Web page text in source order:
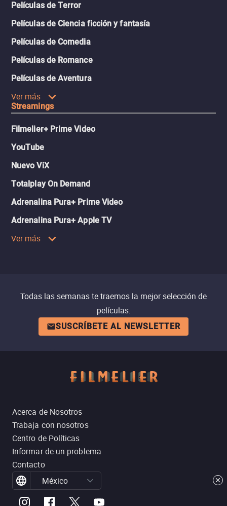
Películas de Terror
Películas de Ciencia ficción y fantasía
Películas de Comedia
Películas de Romance
Películas de Aventura
Ver más
Streamings
Filmelier+ Prime Video
YouTube
Nuevo ViX
Totalplay On Demand
Adrenalina Pura+ Prime Video
Adrenalina Pura+ Apple TV
Ver más
Todas las semanas te traemos la mejor selección de
películas.
SUSCRÍBETE AL NEWSLETTER
Acerca de Nosotros
Trabaja con nosotros
Centro de Políticas
Informar de un problema
Contacto
México